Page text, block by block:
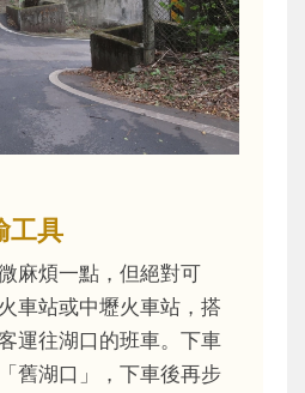
工具
麻煩一點，但絕對可
車站或中壢火車站，搭
運往湖口的班車。下車
舊湖口」，下車後再步